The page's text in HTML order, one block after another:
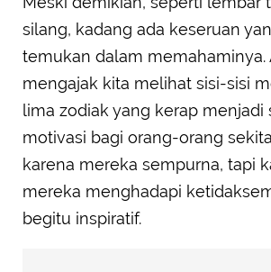
silang, kadang ada keseruan
temukan dalam memahaminya.
mengajak kita melihat sisi-sisi
lima zodiak yang kerap menjadi
motivasi bagi orang-orang
karena mereka sempurna, tapi
mereka menghadapi
begitu inspiratif.